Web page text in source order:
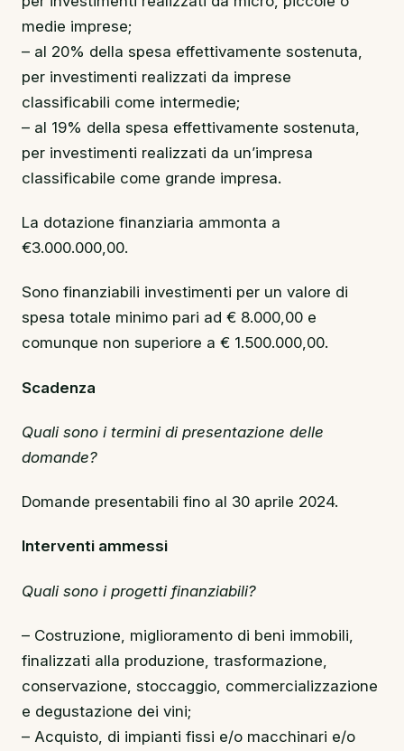
medie imprese;
– al 20% della spesa effettivamente sostenuta,
per investimenti realizzati da imprese
classificabili come intermedie;
– al 19% della spesa effettivamente sostenuta,
per investimenti realizzati da un’impresa
classificabile come grande impresa.
La dotazione finanziaria ammonta a
€3.000.000,00.
Sono finanziabili investimenti per un valore di
spesa totale minimo pari ad € 8.000,00 e
comunque non superiore a € 1.500.000,00.
Scadenza
Quali sono i termini di presentazione delle
domande?
Domande presentabili fino al 30 aprile 2024.
Interventi ammessi
Quali sono i progetti finanziabili?
– Costruzione, miglioramento di beni immobili,
finalizzati alla produzione, trasformazione,
conservazione, stoccaggio, commercializzazione
e degustazione dei vini;
– Acquisto, di impianti fissi e/o macchinari e/o